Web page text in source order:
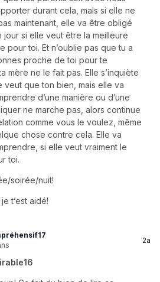
durant cela, mais si elle ne
maintenant, elle va être obligé
jour si elle veut être la meilleure
pour toi. Et n’oublie pas que tu a
proche de toi pour te
mère ne le fait pas. Elle s’inquiète
veut que ton bien, mais elle va
d’une manière ou d’une
ne marche pas, alors continue
comme vous le voulez, même
chose contre cela. Elle va
si elle veut vraiment le
toi.
soirée/nuit!
t’est aidé!
2a